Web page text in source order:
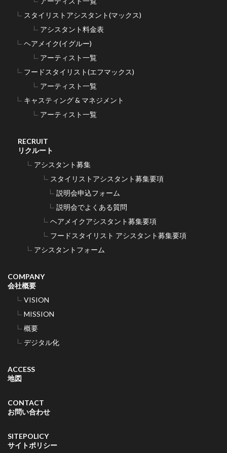
スタイリストアシスタント(マックス)
アシスタント料金表
ヘアメイク(イグルー)
アーティスト一覧
フードスタイリスト(エフマックス)
アーティスト一覧
キャスティング & マネジメント
アーティスト一覧
RECRUIT
リクルート
アシスタント募集
スタイリストアシスタント募集要項
説明会申込フォーム
説明会でよくある質問
ヘアメイクアシスタント募集要項
フードスタイリスト アシスタント募集要項
アシスタントフォーム
COMPANY
会社概要
VISION
MISSION
概要
デジタル化
ACCESS
地図
CONTACT
お問い合わせ
SITEPOLICY
サイトポリシー